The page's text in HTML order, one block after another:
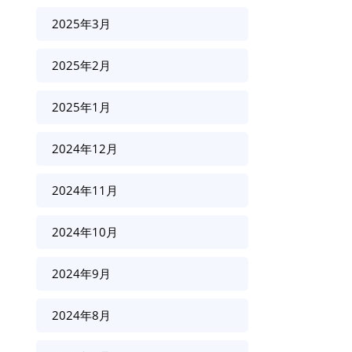
2025年3月
2025年2月
2025年1月
2024年12月
2024年11月
2024年10月
2024年9月
2024年8月